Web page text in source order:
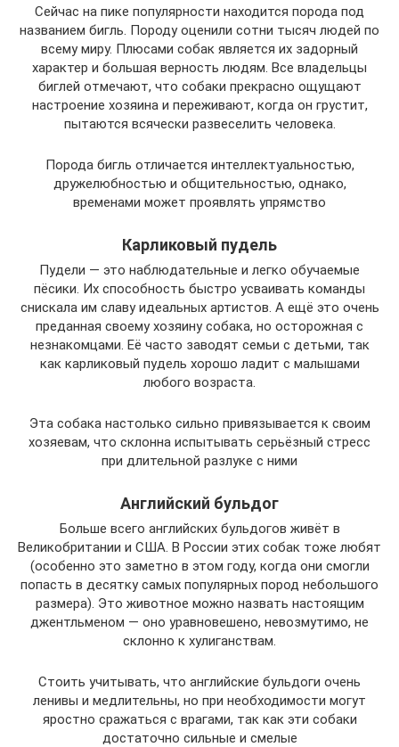
Сейчас на пике популярности находится порода под
названием бигль. Породу оценили сотни тысяч людей по
всему миру. Плюсами собак является их задорный
характер и большая верность людям. Все владельцы
биглей отмечают, что собаки прекрасно ощущают
настроение хозяина и переживают, когда он грустит,
пытаются всячески развеселить человека.
Порода бигль отличается интеллектуальностью,
дружелюбностью и общительностью, однако,
временами может проявлять упрямство
Карликовый пудель
Пудели — это наблюдательные и легко обучаемые
пёсики. Их способность быстро усваивать команды
снискала им славу идеальных артистов. А ещё это очень
преданная своему хозяину собака, но осторожная с
незнакомцами. Её часто заводят семьи с детьми, так
как карликовый пудель хорошо ладит с малышами
любого возраста.
Эта собака настолько сильно привязывается к своим
хозяевам, что склонна испытывать серьёзный стресс
при длительной разлуке с ними
Английский бульдог
Больше всего английских бульдогов живёт в
Великобритании и США. В России этих собак тоже любят
(особенно это заметно в этом году, когда они смогли
попасть в десятку самых популярных пород небольшого
размера). Это животное можно назвать настоящим
джентльменом — оно уравновешено, невозмутимо, не
склонно к хулиганствам.
Стоить учитывать, что английские бульдоги очень
ленивы и медлительны, но при необходимости могут
яростно сражаться с врагами, так как эти собаки
достаточно сильные и смелые